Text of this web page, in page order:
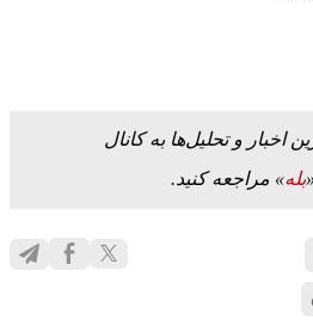
اخبار و تحلیل‌ها به کانال
بله» مراجعه کنید.